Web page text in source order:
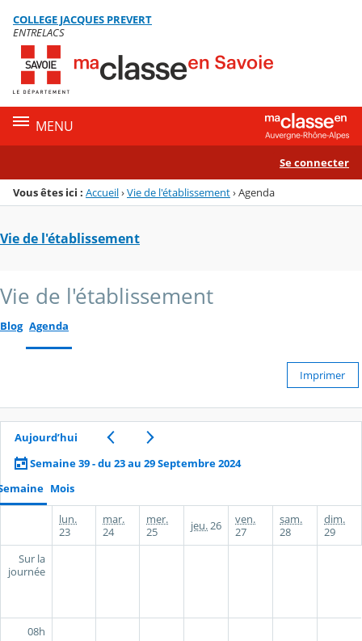
Menu de la rubrique
Contenu
COLLEGE JACQUES PREVERT
ENTRELACS
MENU
Se connecter
Vous êtes ici : Accueil›Vie de l'établissement›Agenda
Vie de l'établissement
Vie de l'établissement
Blog Agenda
Imprimer
Aujourd’hui
Semaine 39 - du 23 au 29 Septembre 2024
Mois
lun.
23
mar.
24
mer.
25
jeu. 26
ven.
27
sam.
28
dim.
29
Sur la
journée
08h